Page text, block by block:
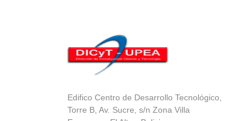
Edifico Centro de Desarrollo Tecnológico,
Torre B, Av. Sucre, s/n Zona Villa